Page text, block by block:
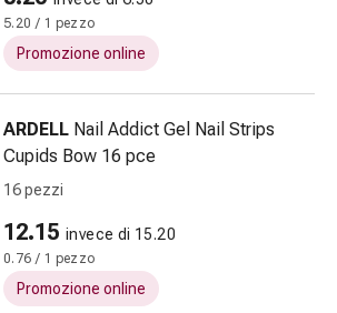
5.20 / 1 pezzo
Promozione online
ARDELL Nail Addict Gel Nail Strips
Cupids Bow 16 pce
16 pezzi
12.15 invece di 15.20
0.76 / 1 pezzo
Promozione online